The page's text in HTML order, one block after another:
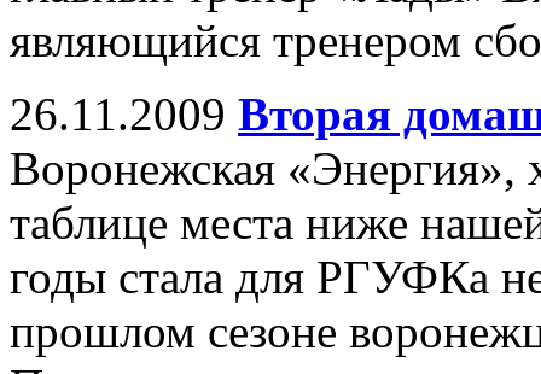
являющийся тренером
26.11.2009 Вторая
Воронежская «Энергия»,
таблице места ниже
годы стала для РГУФКа
прошлом сезоне